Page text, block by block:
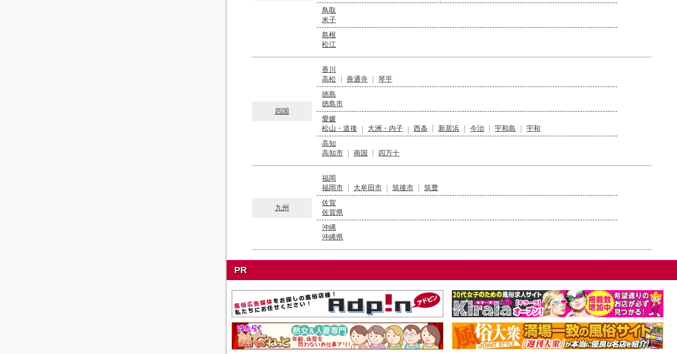
鳥取
米子
島根
松江
四国
香川
高松
善通寺
琴平
徳島
徳島市
愛媛
松山・道後
大洲・内子 西条 新居浜 今治 宇和島
宇和
高知
高知市
南国 四万十
九州
福岡
福岡市
大牟田市 筑後市
筑豊
佐賀
佐賀県
沖縄
沖縄県
PR